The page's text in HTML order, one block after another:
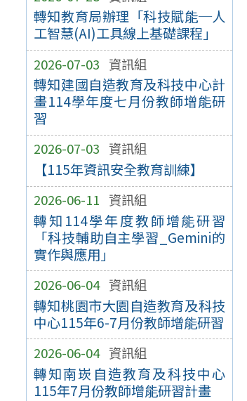
轉知教育局辦理「科技賦能─人
工智慧(AI)工具線上基礎課程」
2026-07-03 資訊組
轉知建國自造教育及科技中心計
畫114學年度七月份教師增能研
習
2026-07-03 資訊組
【115年資訊安全教育訓練】
2026-06-11 資訊組
轉知114學年度教師增能研習
「科技輔助自主學習_Gemini的
實作與應用」
2026-06-04 資訊組
轉知桃園市大園自造教育及科技
中心115年6-7月份教師增能研習
2026-06-04 資訊組
轉知南崁自造教育及科技中心
115年7月份教師增能研習計畫